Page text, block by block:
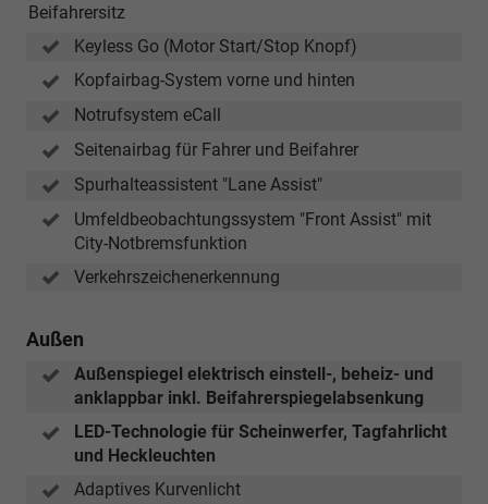
Beifahrersitz
Keyless Go (Motor Start/Stop Knopf)
Kopfairbag-System vorne und hinten
Notrufsystem eCall
Seitenairbag für Fahrer und Beifahrer
Spurhalteassistent "Lane Assist"
Umfeldbeobachtungssystem "Front Assist" mit
City-Notbremsfunktion
Verkehrszeichenerkennung
Außen
Außenspiegel elektrisch einstell-, beheiz- und
anklappbar inkl. Beifahrerspiegelabsenkung
LED-Technologie für Scheinwerfer, Tagfahrlicht
und Heckleuchten
Adaptives Kurvenlicht